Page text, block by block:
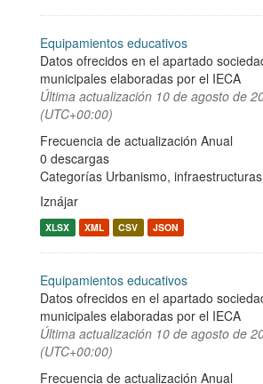
Equipamientos educativos
Datos ofrecidos en el apartado
municipales elaboradas por el IECA
Última actualización 10 de agosto de
(UTC+00:00)
Frecuencia de actualización Anual
0 descargas
Categorías Urbanismo,
Iznájar
XLSX XML CSV JSON
Equipamientos educativos
Datos ofrecidos en el apartado
municipales elaboradas por el IECA
Última actualización 10 de agosto de
(UTC+00:00)
Frecuencia de actualización Anual